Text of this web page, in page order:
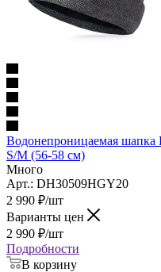
Водонепроницаемая шапка
S/M (56-58 см)
Много
Арт.: DH30509HGY20
2 990 ₽/шт
Варианты цен
2 990 ₽/шт
Подробности
В корзину